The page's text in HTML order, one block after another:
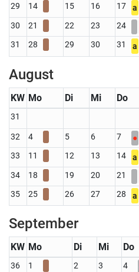
29 14 15 16 17 a
30 21 22 23 24
31
28 29 30 31 a
August
KW Mo Di Mi Do
31
32 4 5 6 7 ●
33
11 12 13 14 a
34 18 19 20 21
35
25 26 27 28 a
September
KW Mo Di Mi Do
36 1 2 3 4